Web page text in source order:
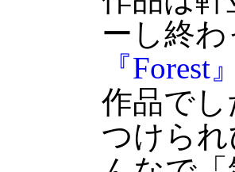
ーし終
『Forest』
作品で
つけら